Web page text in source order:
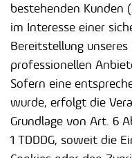
bestehenden Kunden
im Interesse einer
Bereitstellung
professionellen
Sofern eine
wurde, erfolgt die
Grundlage von Art. 6
1 TDDDG, soweit die